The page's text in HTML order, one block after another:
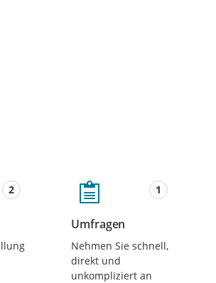
2
Umfragen
1
Beteiligungen
Nehmen Sie schnell,
direkt und
unkompliziert an